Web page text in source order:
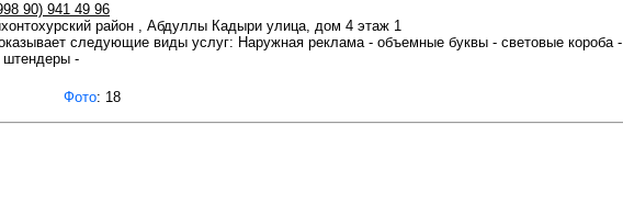
90) 941 49 96
район , Абдуллы Кадыри улица, дом 4 этаж 1
следующие виды услуг: Наружная реклама - объемные буквы - световые короба -
штендеры -
Фото: 18